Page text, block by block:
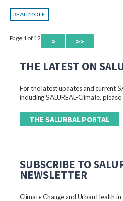
READ MORE
Page 1 of 12 > >>
THE LATEST ON
For the latest updates and current
including SALURBAL-Climate,
THE SALURBAL PORTAL
SUBSCRIBE TO
NEWSLETTER
Climate Change and Urban Health in